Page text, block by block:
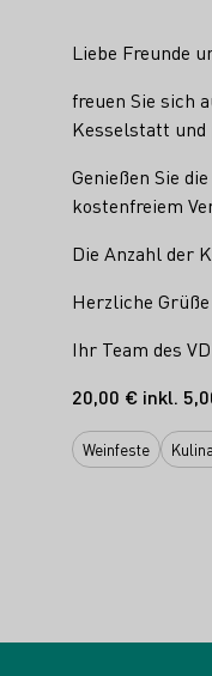
Liebe Freunde
freuen Sie sich
Kesselstatt und
Genießen Sie
kostenfreiem
Die Anzahl der
Herzliche
Ihr Team des
20,00 € inkl.
Weinfeste